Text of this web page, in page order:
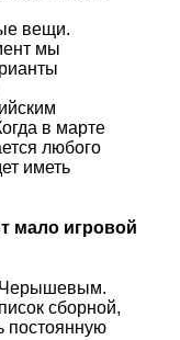
вещи.
мы
в марте
любого
иметь
мало игровой
Черышевым.
сборной,
постоянную